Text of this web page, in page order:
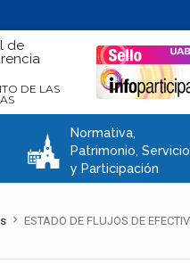
de
DE LAS
C
Normativa,
Patrimonio,
y Participación
ESTADO DE FLUJOS DE